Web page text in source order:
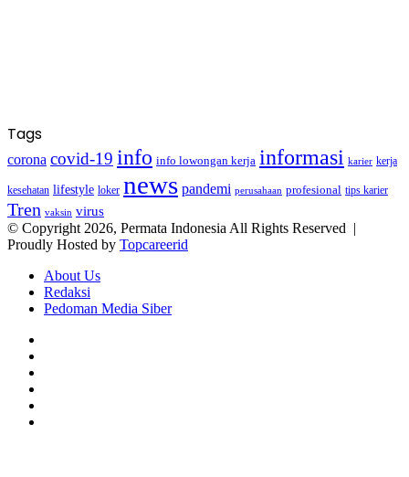
Tags
corona covid-19 info info lowongan kerja informasi karier kerja
kesehatan lifestyle loker news pandemi perusahaan profesional tips karier
Tren vaksin virus
© Copyright 2026, Permata Indonesia All Rights Reserved |
Proudly Hosted by Topcareerid
About Us
Redaksi
Pedoman Media Siber